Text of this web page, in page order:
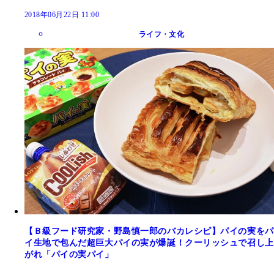
2018年06月22日 11:00
ライフ・文化
【Ｂ級フード研究家・野島慎一郎のバカレシピ】パイの実をパ
イ生地で包んだ超巨大パイの実が爆誕！クーリッシュで召し上
がれ「パイの実パイ」